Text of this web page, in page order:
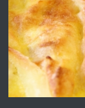
ПРЕДЛАГА
ПРЕДЛАГА